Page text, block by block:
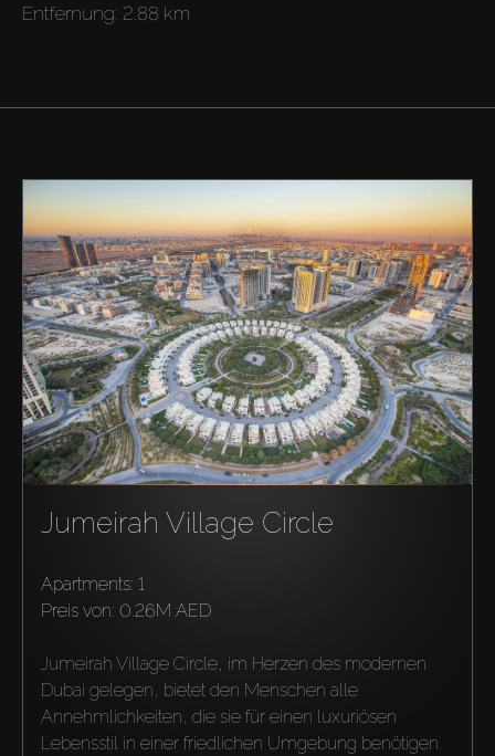
Kaufen
Miete
Verkaufen
Agenten
About Us
Entfernung: 2.88 km
Jumeirah Village Circle
Apartments: 1
preis von: 0.26M AED
Jumeirah Village Circle, im Herzen des modernen
Dubai gelegen, bietet den Menschen alle
Annehmlichkeiten, die sie für einen luxuriösen
Lebensstil in einer friedlichen Umgebung benötigen.